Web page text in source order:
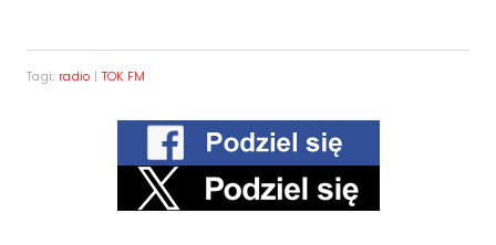
Tagi: radio | TOK FM